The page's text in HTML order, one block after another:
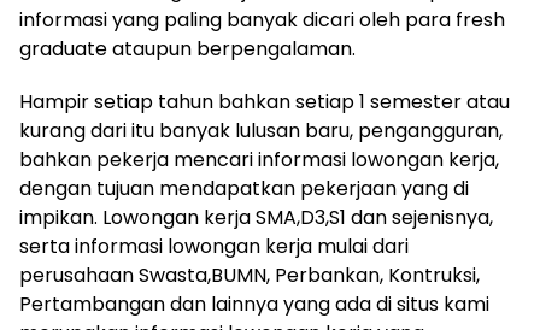
informasi yang paling banyak dicari oleh para fresh
graduate ataupun berpengalaman.
Hampir setiap tahun bahkan setiap 1 semester atau
kurang dari itu banyak lulusan baru, pengangguran,
bahkan pekerja mencari informasi lowongan kerja,
dengan tujuan mendapatkan pekerjaan yang di
impikan. Lowongan kerja SMA,D3,S1 dan sejenisnya,
serta informasi lowongan kerja mulai dari
perusahaan Swasta,BUMN, Perbankan, Kontruksi,
Pertambangan dan lainnya yang ada di situs kami